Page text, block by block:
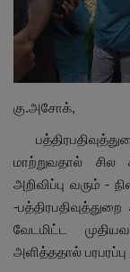
மாநிலம்
சினிமா
மூழ்கிய மருமகள்!
Contact
விளையாட்டு
கு.அசோக்,
மாற்றுவதால் சில
அறிவிப்பு வரும் -
-
வேடமிட்ட
அளித்ததால் பரபரப்பு